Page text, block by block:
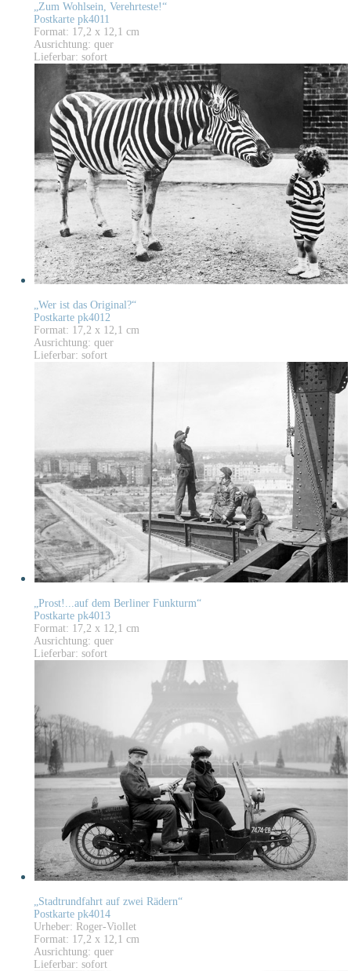
„Zum Wohlsein, Verehrteste!“
Postkarte pk4011
Format: 17,2 x 12,1 cm
Ausrichtung: quer
Lieferbar: sofort
„Wer ist das Original?“
Postkarte pk4012
Format: 17,2 x 12,1 cm
Ausrichtung: quer
Lieferbar: sofort
„Prost!...auf dem Berliner Funkturm“
Postkarte pk4013
Format: 17,2 x 12,1 cm
Ausrichtung: quer
Lieferbar: sofort
„Stadtrundfahrt auf zwei Rädern“
Postkarte pk4014
Urheber: Roger-Viollet
Format: 17,2 x 12,1 cm
Ausrichtung: quer
Lieferbar: sofort